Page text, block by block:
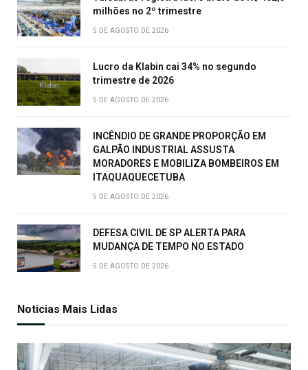
milhões no 2º trimestre
5 DE AGOSTO DE 2026
Lucro da Klabin cai 34% no segundo
trimestre de 2026
5 DE AGOSTO DE 2026
INCÊNDIO DE GRANDE PROPORÇÃO EM
GALPÃO INDUSTRIAL ASSUSTA
MORADORES E MOBILIZA BOMBEIROS EM
ITAQUAQUECETUBA
5 DE AGOSTO DE 2026
DEFESA CIVIL DE SP ALERTA PARA
MUDANÇA DE TEMPO NO ESTADO
5 DE AGOSTO DE 2026
Noticias Mais Lidas